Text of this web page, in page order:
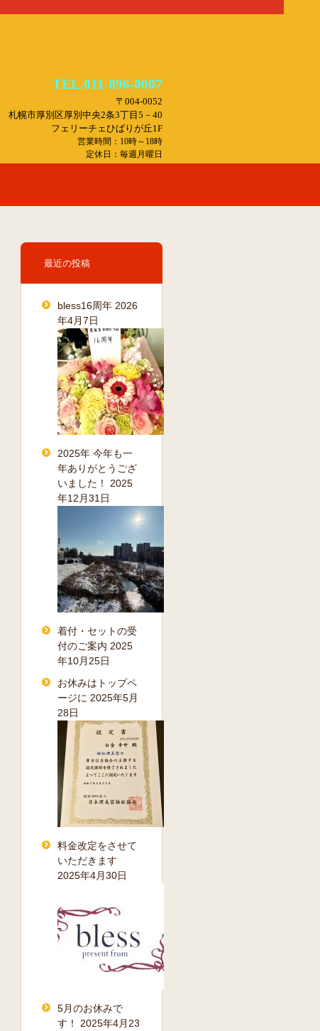
TEL.011-896-0007
〒004-0052
札幌市厚別区厚別中央2条3丁目5－40
フェリーチェひばりが丘1F
営業時間：10時～18時
定休日：毎週月曜日
最近の投稿
bless16周年 2026
年4月7日
2025年 今年も一
年ありがとうござ
いました！
2025
年12月31日
着付・セットの受
付のご案内 2025
年10月25日
お休みはトップペ
ージに 2025年5月
28日
料金改定をさせて
いただきます
2025年4月30日
5月のお休みで
す！
2025年4月23